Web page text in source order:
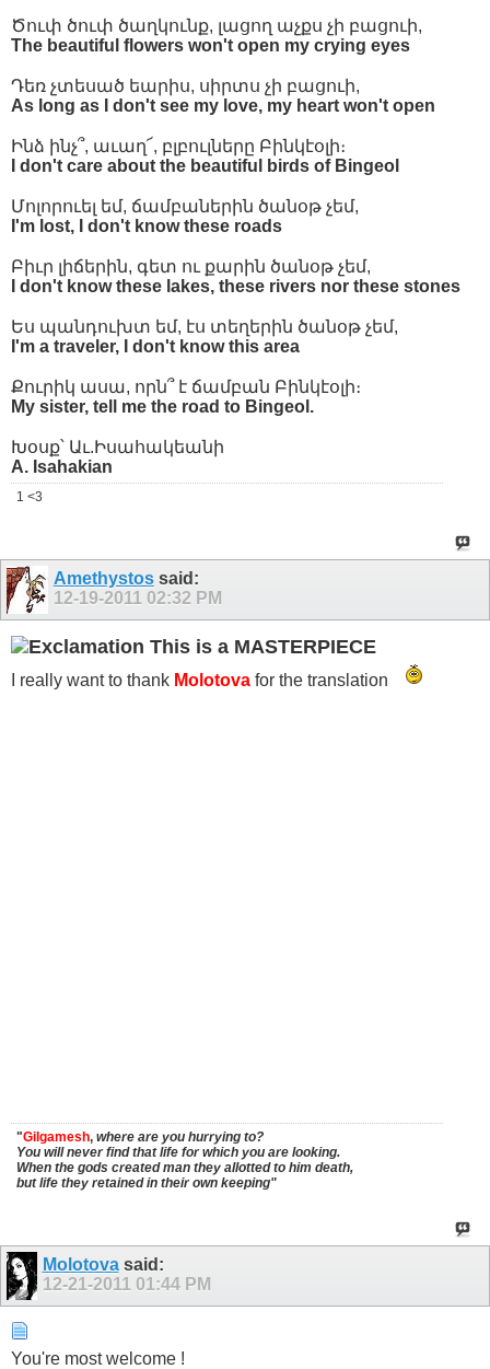
Ծուփ ծուփ ծաղկունք, լացող աչքս չի բացուի,
The beautiful flowers won't open my crying eyes
Դեռ չտեսած եարիս, սիրտս չի բացուի,
As long as I don't see my love, my heart won't open
Ինձ ինչ՞, աւաղ՜, բլբուլները Բինկէօլի։
I don't care about the beautiful birds of Bingeol
Մոլորուել եմ, ճամբաներին ծանօթ չեմ,
I'm lost, I don't know these roads
Բիւր լիճերին, գետ ու քարին ծանօթ չեմ,
I don't know these lakes, these rivers nor these stones
Ես պանդուխտ եմ, էս տեղերին ծանօթ չեմ,
I'm a traveler, I don't know this area
Քուրիկ ասա, որն՞ է ճամբան Բինկէօլի։
My sister, tell me the road to Bingeol.
Խօսք՝ Աւ.Իսահակեանի
A. Isahakian
1 <3
Amethystossaid:
12-19-2011 02:32 PM
This is a MASTERPIECE
I really want to thank Molotova for the translation
"Gilgamesh, where are you hurrying to?
You will never find that life for which you are looking.
When the gods created man they allotted to him death,
but life they retained in their own keeping"
Molotovasaid:
12-21-2011 01:44 PM
You're most welcome !